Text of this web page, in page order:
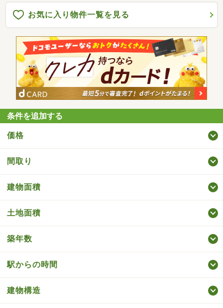
お気に入り物件一覧を見る
条件を追加する
価格
間取り
建物面積
土地面積
築年数
駅からの時間
建物構造